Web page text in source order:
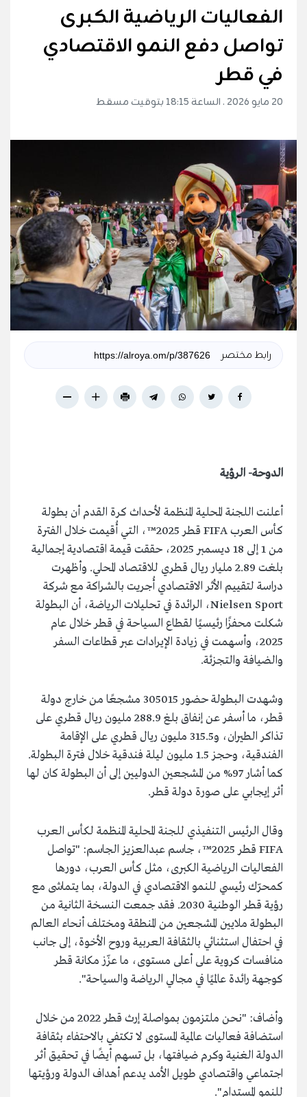
الفعاليات الرياضية الكبرى
تواصل دفع النمو الاقتصادي
في قطر
20 مايو 2026 . الساعة 18:15 بتوقيت مسقط
رابط مختصر
الدوحة- الرؤية
أعلنت اللجنة المحلية المنظمة لأحداث كرة القدم أن بطولة
كأس العرب FIFA قطر 2025™️، التي أُقيمت خلال الفترة
من 1 إلى 18 ديسمبر 2025، حققت قيمة اقتصادية إجمالية
بلغت 2.89 مليار ريال قطري للاقتصاد المحلي. وأظهرت
دراسة لتقييم الأثر الاقتصادي أُجريت بالشراكة مع شركة
Nielsen Sport، الرائدة في تحليلات الرياضة، أن البطولة
شكلت محفزًا رئيسيًا لقطاع السياحة في قطر خلال عام
2025، وأسهمت في زيادة الإيرادات عبر قطاعات السفر
والضيافة والتجزئة.
وشهدت البطولة حضور 305015 مشجعًا من خارج دولة
قطر، ما أسفر عن إنفاق بلغ 288.9 مليون ريال قطري على
تذاكر الطيران، و315.5 مليون ريال قطري على الإقامة
الفندقية، وحجز 1.5 مليون ليلة فندقية خلال فترة البطولة.
كما أشار 97% من المشجعين الدوليين إلى أن البطولة كان لها
أثر إيجابي على صورة دولة قطر.
وقال الرئيس التنفيذي للجنة المحلية المنظمة لكأس العرب
FIFA قطر 2025™️، جاسم عبدالعزيز الجاسم: "تواصل
الفعاليات الرياضية الكبرى، مثل كأس العرب، دورها
كمحرّك رئيسي للنمو الاقتصادي في الدولة، بما يتماشى مع
رؤية قطر الوطنية 2030. فقد جمعت النسخة الثانية من
البطولة ملايين المشجعين من المنطقة ومختلف أنحاء العالم
في احتفال استثنائي بالثقافة العربية وروح الأخوة، إلى جانب
منافسات كروية على أعلى مستوى، ما عزّز مكانة قطر
كوجهة رائدة عالميًا في مجالي الرياضة والسياحة".
وأضاف: "نحن ملتزمون بمواصلة إرث قطر 2022 من خلال
استضافة فعاليات عالمية المستوى لا تكتفي بالاحتفاء بثقافة
الدولة الغنية وكرم ضيافتها، بل تسهم أيضًا في تحقيق أثر
اجتماعي واقتصادي طويل الأمد يدعم أهداف الدولة ورؤيتها
للنمو المستدام".